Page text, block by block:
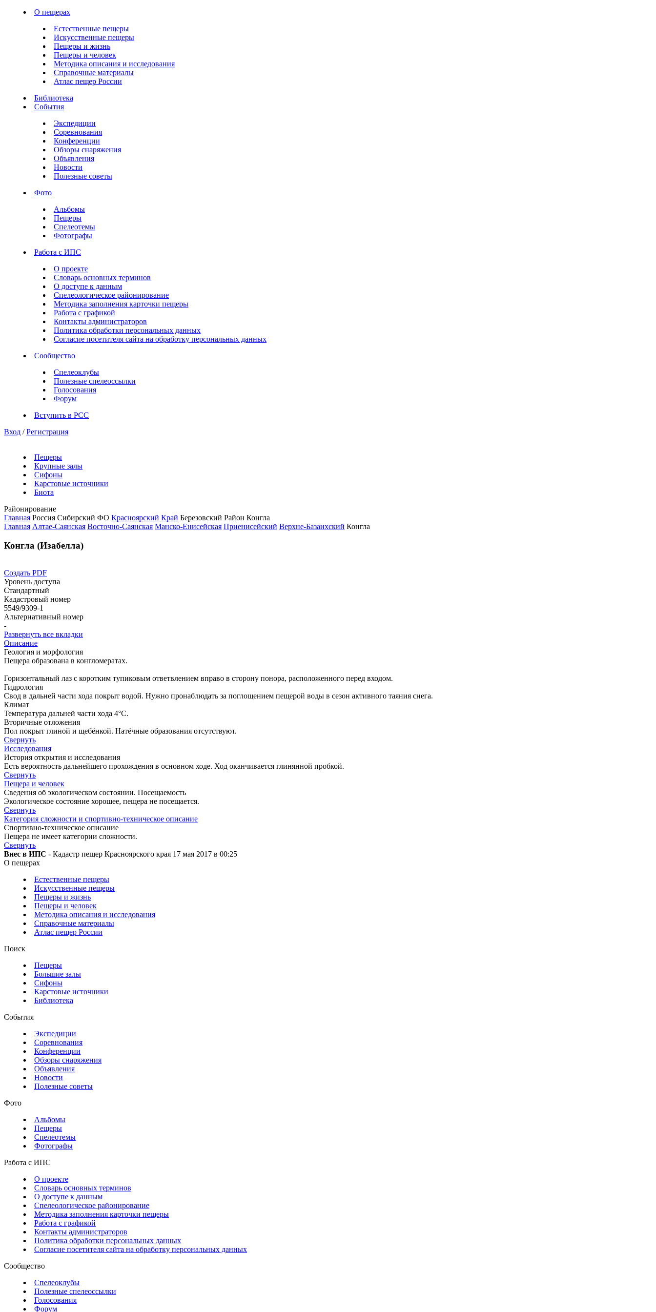
О пещерах
Естественные пещеры
Искусственные пещеры
Пещеры и жизнь
Пещеры и человек
Методика описания и исследования
Справочные материалы
Атлас пещер России
Библиотека
События
Экспедиции
Соревнования
Конференции
Обзоры снаряжения
Объявления
Новости
Полезные советы
Фото
Альбомы
Пещеры
Спелеотемы
Фотографы
Работа с ИПС
О проекте
Словарь основных терминов
О доступе к данным
Спелеологическое районирование
Методика заполнения карточки пещеры
Работа с графикой
Контакты администраторов
Политика обработки персональных данных
Согласие посетителя сайта на обработку персональных данных
Сообщество
Спелеоклубы
Полезные спелеоссылки
Голосования
Форум
Вступить в РСС
Вход / Регистрация
Пещеры
Крупные залы
Сифоны
Карстовые источники
Биота
Районирование
Главная Россия Сибирский ФО Красноярский Край Березовский Район Конгла
Главная Алтае-Саянская Восточно-Саянская Манско-Енисейская Приенисейский Верхне-Базаихский Конгла
Конгла (Изабелла)
Создать PDF
Уровень доступа
Стандартный
Кадастровый номер
5549/9309-1
Альтернативный номер
-
Развернуть все вкладки
Описание
Геология и морфология
Пещера образована в конгломератах.
Горизонтальный лаз с коротким тупиковым ответвлением вправо в сторону понора, расположенного перед входом.
Гидрология
Свод в дальней части хода покрыт водой. Нужно пронаблюдать за поглощением пещерой воды в сезон активного таяния снега.
Климат
Температура дальней части хода 4°C.
Вторичные отложения
Пол покрыт глиной и щебёнкой. Натёчные образования отсутствуют.
Свернуть
Исследования
История открытия и исследования
Есть вероятность дальнейшего прохождения в основном ходе. Ход оканчивается глинянной пробкой.
Свернуть
Пещера и человек
Сведения об экологическом состоянии. Посещаемость
Экологическое состояние хорошее, пещера не посещается.
Свернуть
Категория сложности и спортивно-техническое описание
Спортивно-техническое описание
Пещера не имеет категории сложности.
Свернуть
Внес в ИПС - Кадастр пещер Красноярского края 17 мая 2017 в 00:25
О пещерах
Естественные пещеры
Искусственные пещеры
Пещеры и жизнь
Пещеры и человек
Методика описания и исследования
Справочные материалы
Атлас пещер России
Поиск
Пещеры
Большие залы
Сифоны
Карстовые источники
Библиотека
События
Экспедиции
Соревнования
Конференции
Обзоры снаряжения
Объявления
Новости
Полезные советы
Фото
Альбомы
Пещеры
Спелеотемы
Фотографы
Работа с ИПС
О проекте
Словарь основных терминов
О доступе к данным
Спелеологическое районирование
Методика заполнения карточки пещеры
Работа с графикой
Контакты администраторов
Политика обработки персональных данных
Согласие посетителя сайта на обработку персональных данных
Сообщество
Спелеоклубы
Полезные спелеоссылки
Голосования
Форум